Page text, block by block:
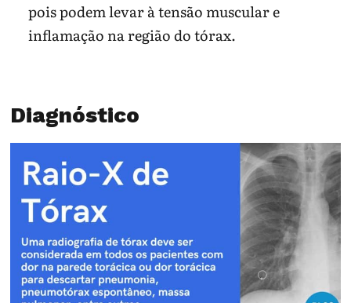
pois podem levar à tensão muscular e
inflamação na região do tórax.
Diagnóstico